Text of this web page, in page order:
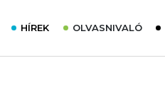
HÍREK OLVASNIVALÓ